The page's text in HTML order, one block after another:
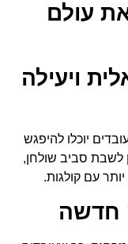
עולם
ויעילה
יוכלו להיפגש
לשבת סביב שולחן,
עם קולגות.